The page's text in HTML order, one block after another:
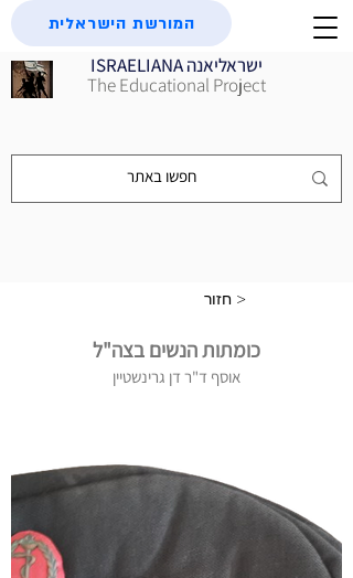
ISRAELIANA ישראליאנה
The Educational Project
המורשת הישראלית
חזור >
כומתות הנשים בצה"ל
אוסף ד"ר דן גרינשטיין